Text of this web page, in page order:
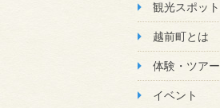
観光スポット
越前町とは
体験・ツアー
イベント